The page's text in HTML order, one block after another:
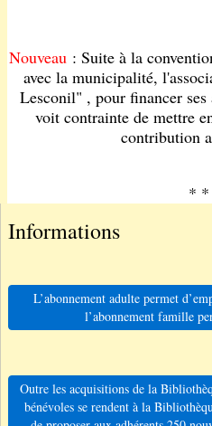
Nouveau : Suite à la
avec la municipalité,
Lesconil" , pour financer
voit contrainte de mettre
contribution
*
Informations
L’abonnement adulte permet
l’abonnement famille
Outre les acquisitions de la
bénévoles se rendent à la